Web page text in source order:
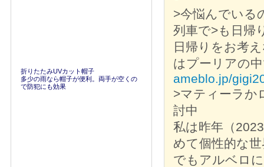
>今悩んでいる
列車で>も日帰
日帰りをお考
はプーリアの
ameblo.jp/
>マティーラか
討中
私は昨年（
めて個性的な
でもアルベロ
折りたたみUVカット帽子
多少の雨なら帽子が便利。両手が空くの
で防犯にも効果